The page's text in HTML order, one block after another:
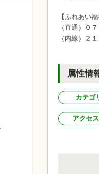
【ふれあい
（直通）０
（内線）２
属性情
カテゴ
アクセ